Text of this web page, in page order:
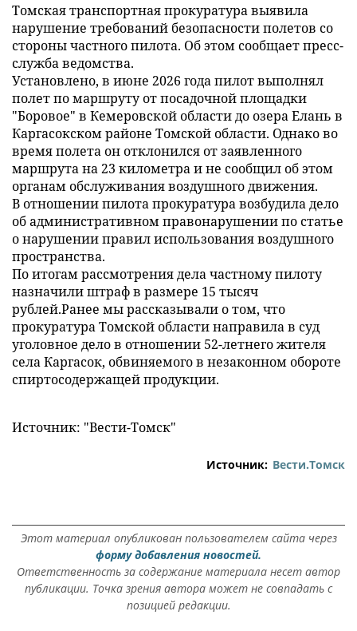
Томская транспортная прокуратура выявила
нарушение требований безопасности полетов со
стороны частного пилота. Об этом сообщает пресс-
служба ведомства.
Установлено, в июне 2026 года пилот выполнял
полет по маршруту от посадочной площадки
"Боровое" в Кемеровской области до озера Елань в
Каргасокском районе Томской области. Однако во
время полета он отклонился от заявленного
маршрута на 23 километра и не сообщил об этом
органам обслуживания воздушного движения.
В отношении пилота прокуратура возбудила дело
об административном правонарушении по статье
о нарушении правил использования воздушного
пространства.
По итогам рассмотрения дела частному пилоту
назначили штраф в размере 15 тысяч
рублей.Ранее мы рассказывали о том, что
прокуратура Томской области направила в суд
уголовное дело в отношении 52-летнего жителя
села Каргасок, обвиняемого в незаконном обороте
спиртосодержащей продукции.
Источник: "Вести-Томск"
Источник: Вести.Томск
Этот материал опубликован пользователем сайта через
форму добавления новостей.
Ответственность за содержание материала несет автор
публикации. Точка зрения автора может не совпадать с
позицией редакции.